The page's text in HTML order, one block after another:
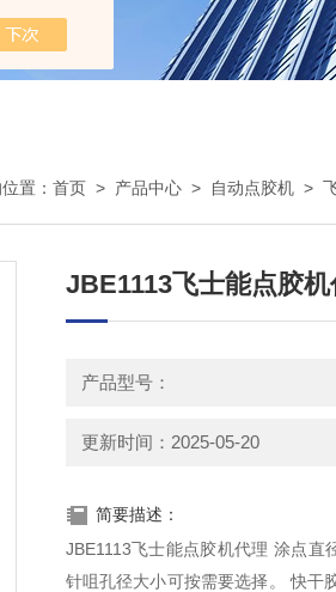
置： 首页 > 产品中心 > 自动点胶机 >
JBE1113飞士能点胶机
产品型号：
更新时间：2025-05-20
简要描述：
JBE1113飞士能点胶机代理 涂点直
针咀孔径大小可按需要选择。 快干